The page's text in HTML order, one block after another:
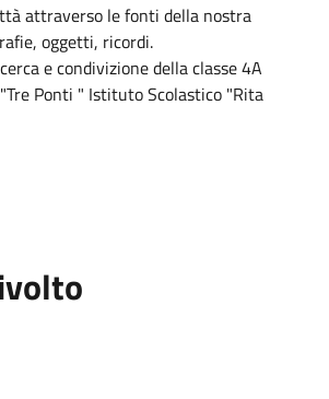
attraverso le fonti della nostra
oggetti, ricordi.
e condivizione della classe 4A
Ponti " Istituto Scolastico "Rita